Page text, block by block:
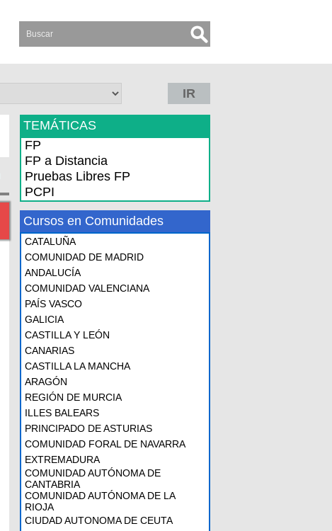
IR
TEMÁTICAS
FP
FP a Distancia
Pruebas Libres FP
PCPI
Cursos en Comunidades
CATALUÑA
COMUNIDAD DE MADRID
ANDALUCÍA
COMUNIDAD VALENCIANA
PAÍS VASCO
GALICIA
CASTILLA Y LEÓN
CANARIAS
CASTILLA LA MANCHA
ARAGÓN
REGIÓN DE MURCIA
ILLES BALEARS
PRINCIPADO DE ASTURIAS
COMUNIDAD FORAL DE NAVARRA
EXTREMADURA
COMUNIDAD AUTÓNOMA DE
CANTABRIA
COMUNIDAD AUTÓNOMA DE LA
RIOJA
CIUDAD AUTONOMA DE CEUTA